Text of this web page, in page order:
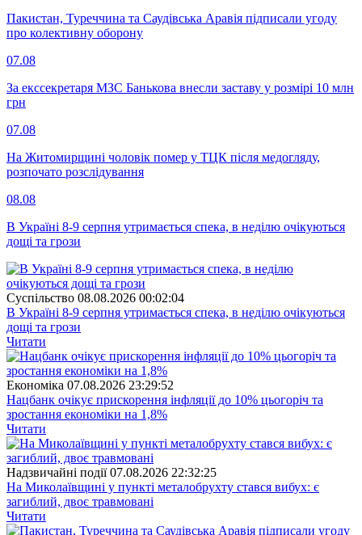
Пакистан, Туреччина та Саудівська Аравія підписали угоду
про колективну оборону
07.08
За екссекретаря МЗС Банькова внесли заставу у розмірі 10 млн
грн
07.08
На Житомирщині чоловік помер у ТЦК після медогляду,
розпочато розслідування
08.08
В Україні 8-9 серпня утримається спека, в неділю очікуються
дощі та грози
Суспiльство 08.08.2026 00:02:04
В Україні 8-9 серпня утримається спека, в неділю очікуються
дощі та грози
Читати
Економіка 07.08.2026 23:29:52
Нацбанк очікує прискорення інфляції до 10% цьогоріч та
зростання економіки на 1,8%
Читати
Надзвичайні події 07.08.2026 22:32:25
На Миколаївщині у пункті металобрухту стався вибух: є
загиблий, двоє травмовані
Читати